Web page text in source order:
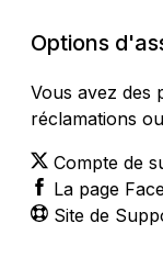
Options
Vous avez des
réclamations
Compte de
La page
Site de